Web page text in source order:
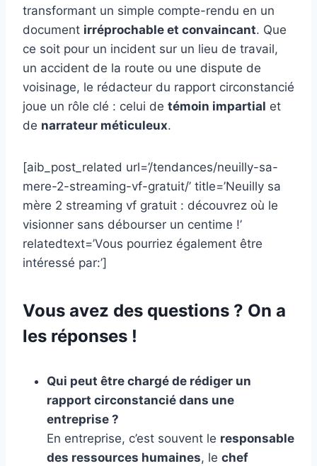
transformant un simple compte-rendu en un
document irréprochable et convaincant. Que
ce soit pour un incident sur un lieu de travail,
un accident de la route ou une dispute de
voisinage, le rédacteur du rapport circonstancié
joue un rôle clé : celui de témoin impartial et
de narrateur méticuleux.
[aib_post_related url=’/tendances/neuilly-sa-
mere-2-streaming-vf-gratuit/’ title=’Neuilly sa
mère 2 streaming vf gratuit : découvrez où le
visionner sans débourser un centime !’
relatedtext=’Vous pourriez également être
intéressé par:’]
Vous avez des questions ? On a
les réponses !
Qui peut être chargé de rédiger un
rapport circonstancié dans une
entreprise ?
En entreprise, c’est souvent le responsable
des ressources humaines, le chef